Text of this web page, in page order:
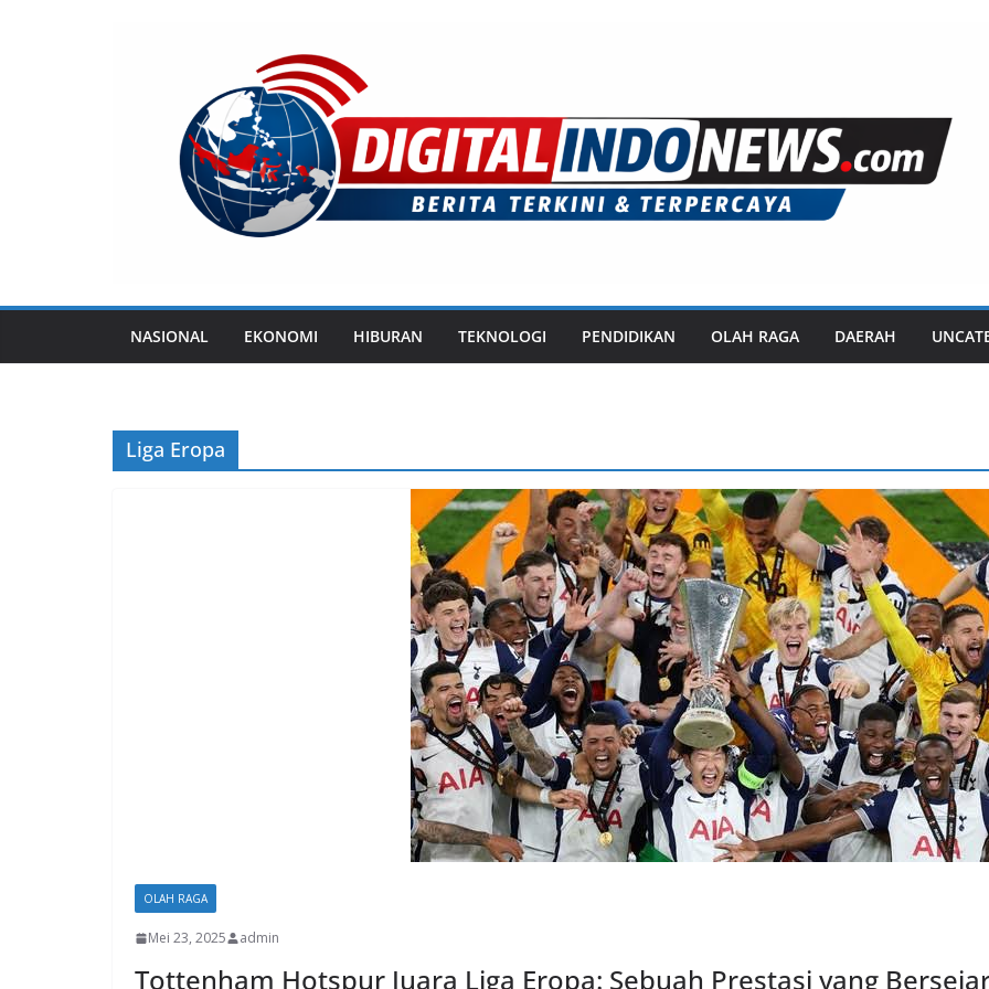
NASIONAL EKONOMI HIBURAN TEKNOLOGI PENDIDIKAN OLAH RAGA DAERAH
Liga Eropa
OLAH RAGA
Mei 23, 2025 admin
Tottenham Hotspur Juara Liga Eropa: Sebuah Prestasi yang